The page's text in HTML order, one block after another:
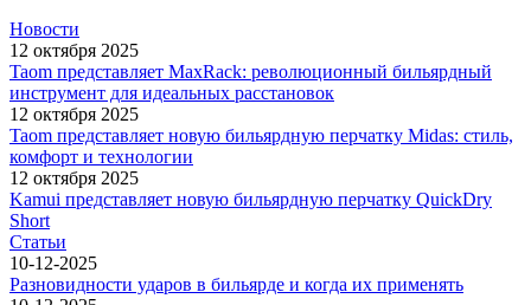
Новости
12 октября 2025
Taom представляет MaxRack: революционный бильярдный
инструмент для идеальных расстановок
12 октября 2025
Taom представляет новую бильярдную перчатку Midas: стиль,
комфорт и технологии
12 октября 2025
Kamui представляет новую бильярдную перчатку QuickDry
Short
Статьи
10-12-2025
Разновидности ударов в бильярде и когда их применять